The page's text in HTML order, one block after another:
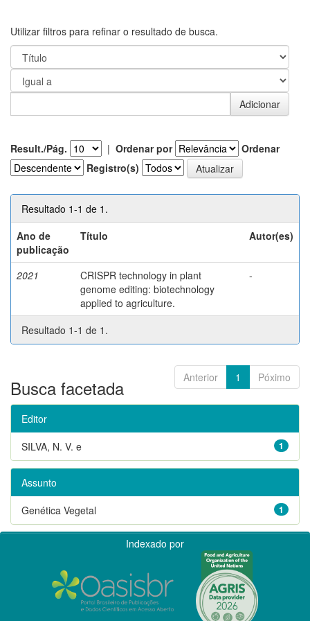
Utilizar filtros para refinar o resultado de busca.
Result./Pág. | Ordenar por
Ordenar
Registro(s)
Resultado 1-1 de 1.
Ano de
publicação
Título Autor(es)
2021
CRISPR technology in plant
genome editing: biotechnology
applied to agriculture.
-
Resultado 1-1 de 1.
Anterior 1 Póximo
Busca facetada
Editor
1
SILVA, N. V. e
Assunto
1
Genética Vegetal
Indexado por